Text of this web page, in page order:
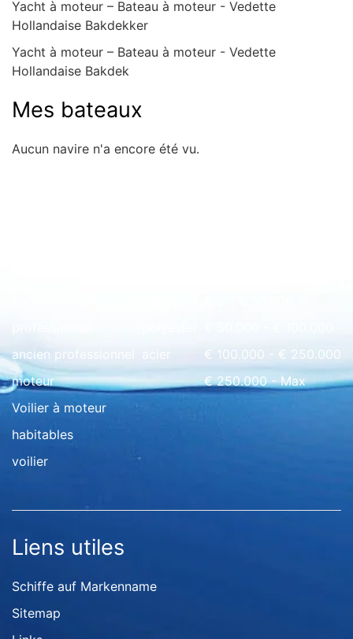
Yacht à moteur – Bateau à moteur - Vedette
Hollandaise Bakdekker
Yacht à moteur – Bateau à moteur - Vedette
Hollandaise Bakdek
Mes bateaux
Aucun navire n'a encore été vu.
ancien professionnel
moteur
Voilier à moteur
habitables
voilier
acier
€ 100.000 - € 250.000
€ 250.000 - Max
Liens utiles
Schiffe auf Markenname
Sitemap